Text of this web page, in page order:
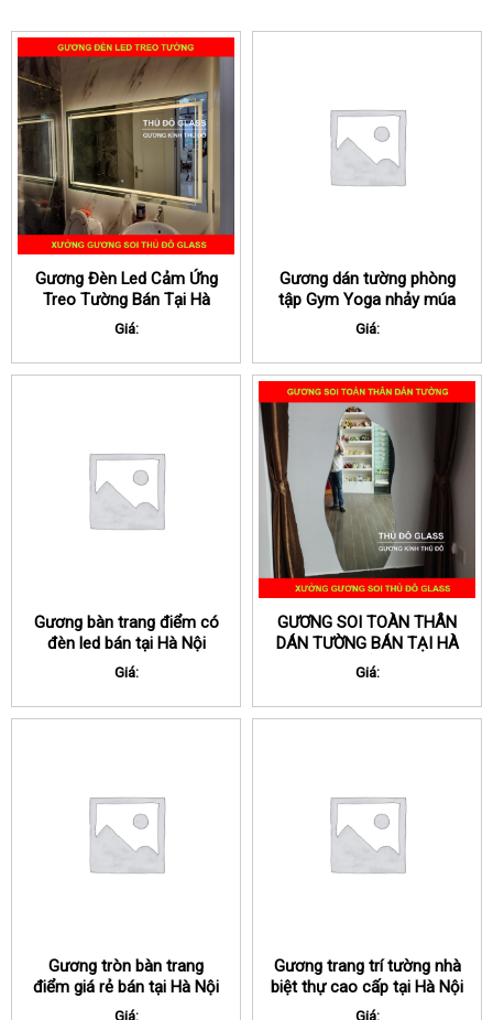
Gương Đèn Led Cảm Ứng
Treo Tường Bán Tại Hà
Nội
Giá:
Gương dán tường phòng
tập Gym Yoga nhảy múa
tại Hà Nội
Giá:
Gương bàn trang điểm có
đèn led bán tại Hà Nội
Giá:
GƯƠNG SOI TOÀN THÂN
DÁN TƯỜNG BÁN TẠI HÀ
NỘI
Giá:
Gương tròn bàn trang
điểm giá rẻ bán tại Hà Nội
Giá:
Gương trang trí tường nhà
biệt thự cao cấp tại Hà Nội
Giá: